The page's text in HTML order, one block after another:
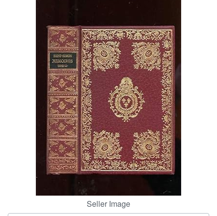
CLOSE
Seller Image